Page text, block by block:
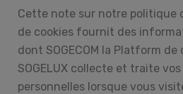
Cette note sur notre politique
de cookies fournit des
dont SOGECOM la Platform
SOGELUX collecte et traite
personnelles lorsque vous